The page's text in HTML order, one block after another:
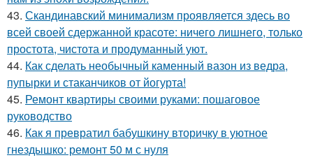
43. Скандинавский минимализм проявляется здесь во
всей своей сдержанной красоте: ничего лишнего, только
простота, чистота и продуманный уют.
44. Как сделать необычный каменный вазон из ведра,
пупырки и стаканчиков от йогурта!
45. Ремонт квартиры своими руками: пошаговое
руководство
46. Как я превратил бабушкину вторичку в уютное
гнездышко: ремонт 50 м с нуля